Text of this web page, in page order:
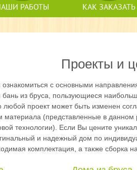
РАБОТЫ КАК ЗАКАЗАТЬ
Проекты и
с основными
из бруса, пользующиеся
проект может быть изменен
материала (представленные в данном
технологии). Если Вы цените
и надежный дом по
комплектация, а также сборка на